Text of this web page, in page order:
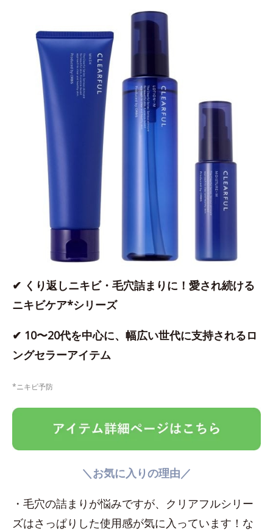
✔ くり返しニキビ・毛穴詰まりに！愛され続ける
ニキビケア*シリーズ
✔ 10〜20代を中心に、幅広い世代に支持されるロ
ングセラーアイテム
*ニキビ予防
＼お気に入りの理由／
・毛穴の詰まりが悩みですが、クリアフルシリー
ズはさっぱりした使用感が気に入っています！な